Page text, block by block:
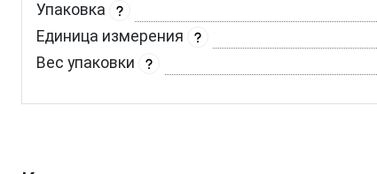
Упаковка
Единица измерения
Вес упаковки